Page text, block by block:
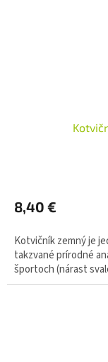
8,40 €
Kotvičník zemný je
takzvané prírodné
športoch (nárast